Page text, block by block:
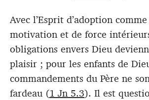
Avec l’Esprit d’adoption
motivation et de force
obligations envers Dieu
plaisir ; pour les enfants de
commandements du Père ne
fardeau (1 Jn 5.3). Il est